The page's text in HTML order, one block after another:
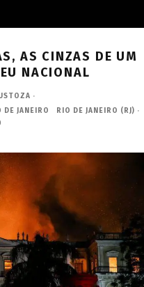
AS CINZAS DE UM
NACIONAL
·
DE JANEIRO RIO DE JANEIRO (RJ) ·